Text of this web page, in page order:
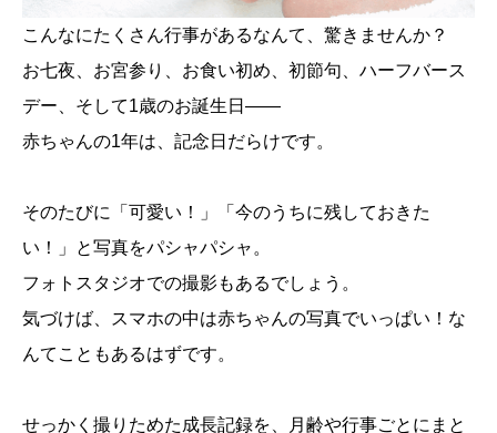
こんなにたくさん行事があるなんて、驚きませんか？
お七夜、お宮参り、お食い初め、初節句、ハーフバース
デー、そして1歳のお誕生日――
赤ちゃんの1年は、記念日だらけです。
そのたびに「可愛い！」「今のうちに残しておきた
い！」と写真をパシャパシャ。
フォトスタジオでの撮影もあるでしょう。
気づけば、スマホの中は赤ちゃんの写真でいっぱい！な
んてこともあるはずです。
せっかく撮りためた成長記録を、月齢や行事ごとにまと